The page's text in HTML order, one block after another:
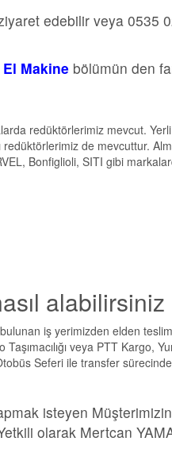
edebilir veya 0535
Makine bölümün den
redüktörlerimiz mevcut. Yerli
redüktörlerimiz de mevcuttur.
Bonfiglioli, SITI gibi
alabilirsiniz
iş yerimizden elden teslim
veya PTT Kargo,
Seferi ile transfer sürecinde
isteyen
olarak Mertcan